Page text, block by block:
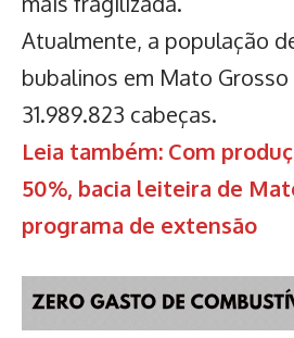
Atualmente, a população
bubalinos em Mato Grosso
31.989.823 cabeças.
Leia também: Com
50%, bacia leiteira de
programa de extensão